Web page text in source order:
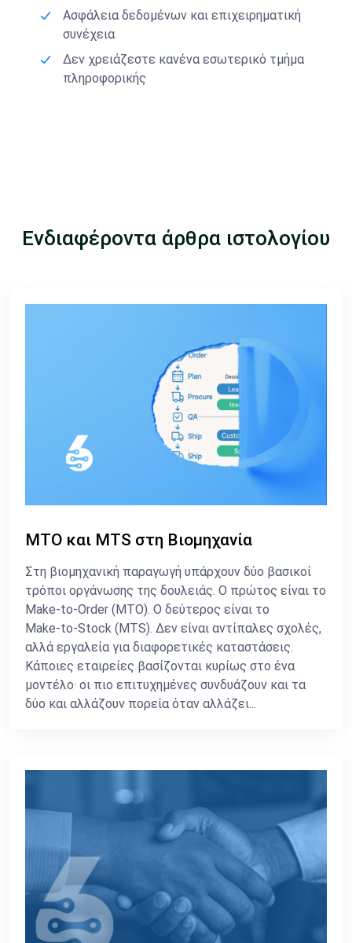
Ασφάλεια δεδομένων και επιχειρηματική
συνέχεια
Δεν χρειάζεστε κανένα εσωτερικό τμήμα
πληροφορικής
Ενδιαφέροντα άρθρα ιστολογίου
MTO και MTS στη Βιομηχανία
Στη βιομηχανική παραγωγή υπάρχουν δύο βασικοί
τρόποι οργάνωσης της δουλειάς. Ο πρώτος είναι το
Make‑to‑Order (MTO). Ο δεύτερος είναι το
Make‑to‑Stock (MTS). Δεν είναι αντίπαλες σχολές,
αλλά εργαλεία για διαφορετικές καταστάσεις.
Κάποιες εταιρείες βασίζονται κυρίως στο ένα
μοντέλο· οι πιο επιτυχημένες συνδυάζουν και τα
δύο και αλλάζουν πορεία όταν αλλάζει...